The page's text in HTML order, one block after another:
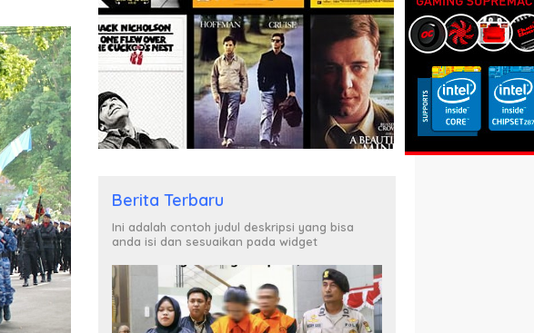
Berita Terbaru
Ini adalah contoh judul deskripsi yang bisa
anda isi dan sesuaikan pada widget